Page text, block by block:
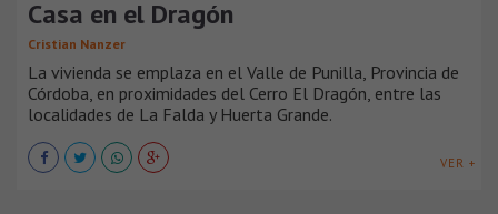
Casa en el Dragón
Cristian Nanzer
La vivienda se emplaza en el Valle de Punilla, Provincia de
Córdoba, en proximidades del Cerro El Dragón, entre las
localidades de La Falda y Huerta Grande.
VER +